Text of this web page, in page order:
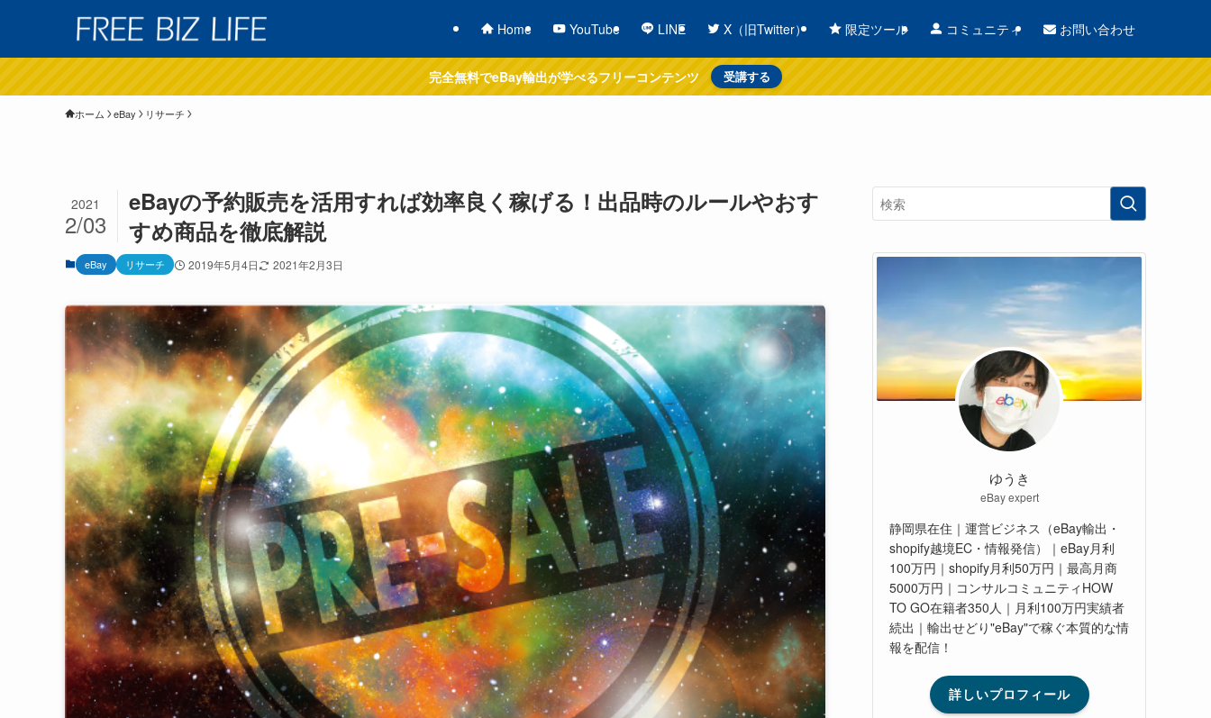
Home YouTube LINE X（旧Twitter） 限定ツール コミュニティ お問い合わせ
完全無料でeBay輸出が学べるフリーコンテンツ 受講する
ホーム eBay リサーチ
eBayの予約販売を活用すれば効率良く稼げる！出品時のルールやおす
すめ商品を徹底解説
2021
2/03
eBay リサーチ 2019年5月4日 2021年2月3日
ゆうき
eBay expert
静岡県在住｜運営ビジネス（eBay輸出・
shopify越境EC・情報発信）｜eBay月利
100万円｜shopify月利50万円｜最高月商
5000万円｜コンサルコミュニティHOW
TO GO在籍者350人｜月利100万円実績者
続出｜輸出せどり"eBay"で稼ぐ本質的な情
報を配信！
詳しいプロフィール